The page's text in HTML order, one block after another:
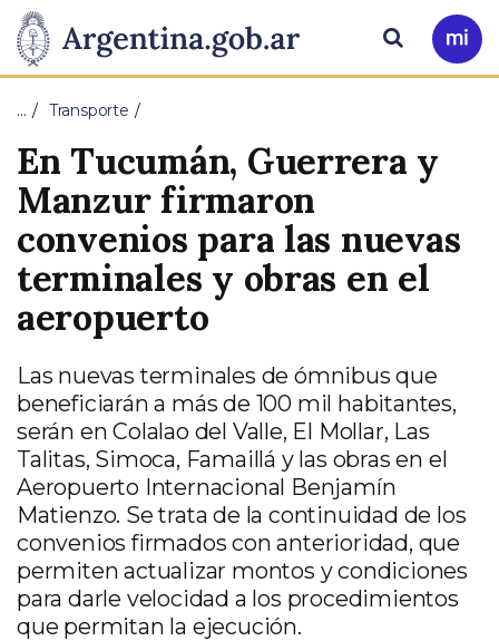
Presidencia
de
la
Nación
Pasar al contenido principal
Ir
a
Buscar
… Transporte
En Tucumán, Guerrera y
Manzur firmaron
convenios para las nuevas
terminales y obras en el
aeropuerto
Las nuevas terminales de ómnibus que
beneficiarán a más de 100 mil habitantes,
serán en Colalao del Valle, El Mollar, Las
Talitas, Simoca, Famaillá y las obras en el
Aeropuerto Internacional Benjamín
Matienzo. Se trata de la continuidad de los
convenios firmados con anterioridad, que
permiten actualizar montos y condiciones
para darle velocidad a los procedimientos
que permitan la ejecución.